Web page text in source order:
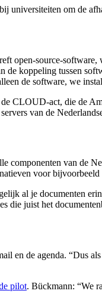
universiteiten om de
open-source-software,
de koppeling tussen
de software, we
CLOUD-act, die de
van de
componenten van de
voor
al je documenten
die juist het
en de agenda. “Dus
pilot. Bückmann: “We